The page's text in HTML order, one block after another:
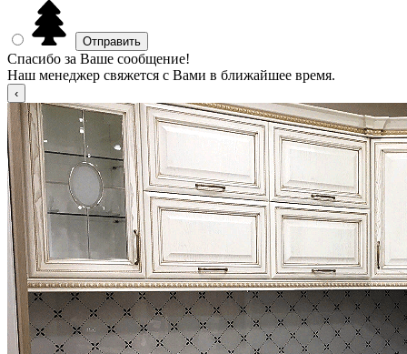
Спасибо за Ваше сообщение!
Наш менеджер свяжется с Вами в ближайшее время.